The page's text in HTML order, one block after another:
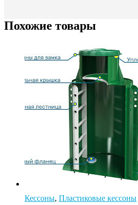
Похожие товары
Кессоны, Пластиковые кессоны